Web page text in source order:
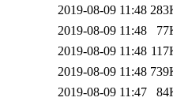
2019-08-09 11:48
2019-08-09 11:48
2019-08-09 11:48
2019-08-09 11:48
2019-08-09 11:47